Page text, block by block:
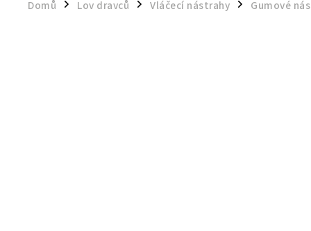
Domů / Lov dravců / Vláčecí nástrahy / Gumové